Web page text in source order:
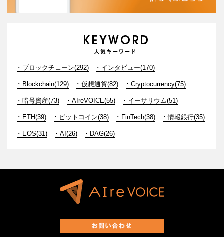
ブロックチェーン(292) インタビュー(170)
Blockchain(129) 仮想通貨(82) Cryptocurrency(75)
暗号資産(73) AIreVOICE(55) イーサリウム(51)
ETH(39) ビットコイン(38) FinTech(38) 情報銀行(35)
EOS(31) AI(26) DAG(26)